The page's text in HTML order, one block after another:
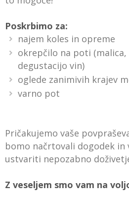
Poskrbimo za:
najem koles in opreme
okrepčilo na poti (malica,
degustacijo vin)
oglede zanimivih krajev
varno pot
Pričakujemo vaše
bomo načrtovali dogodek in
ustvariti nepozabno
Z veseljem smo vam na